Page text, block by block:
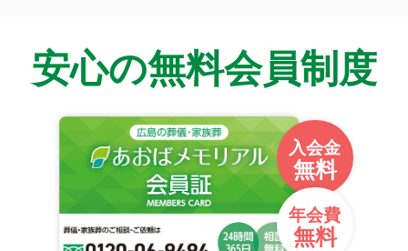
安心の無料会員制度
入会金
無料
年会費
無料